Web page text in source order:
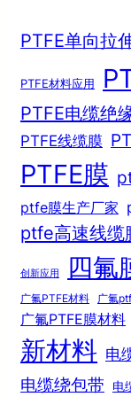
PTFE单向拉
PTFE材料应用
PTFE电缆绝
PTFE线缆膜
PTFE膜
ptfe膜生产厂家
ptfe高速线缆
创新应用 四氟
广氟PTFE材料 广氟
广氟PTFE膜材料
新材料 电
电缆绕包带 电